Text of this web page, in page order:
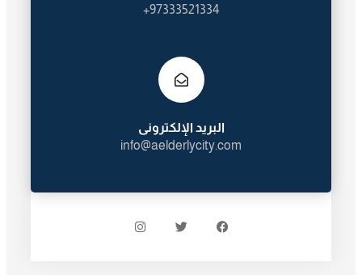
97333521334+
البريد الإلكترونى
info@aelderlycity.com